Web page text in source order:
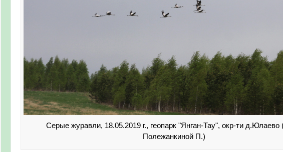
орнитологов и бердвотчеров в проекте «Развитие программы мониторинга
части России»
2026» — 11-20 мая 2026
на постоянных маршрутах в Республике Башкортостан в 2026 году
Серые журавли, 18.05.2019 г., геопарк "Янган-Тау", окр-ти д.Юлаево
Полежанкиной П.)